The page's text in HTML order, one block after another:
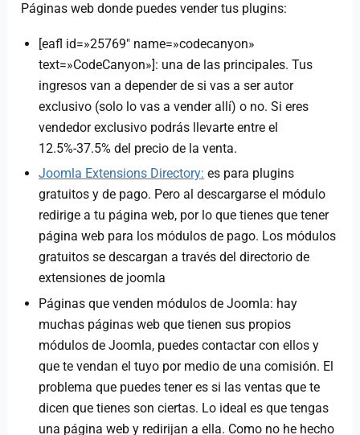
Páginas web donde puedes vender tus plugins:
[eafl id=»25769″ name=»codecanyon»
text=»CodeCanyon»]: una de las principales. Tus
ingresos van a depender de si vas a ser autor
exclusivo (solo lo vas a vender allí) o no. Si eres
vendedor exclusivo podrás llevarte entre el
12.5%-37.5% del precio de la venta.
Joomla Extensions Directory: es para plugins
gratuitos y de pago. Pero al descargarse el módulo
redirige a tu página web, por lo que tienes que tener
página web para los módulos de pago. Los módulos
gratuitos se descargan a través del directorio de
extensiones de joomla
Páginas que venden módulos de Joomla: hay
muchas páginas web que tienen sus propios
módulos de Joomla, puedes contactar con ellos y
que te vendan el tuyo por medio de una comisión. El
problema que puedes tener es si las ventas que te
dicen que tienes son ciertas. Lo ideal es que tengas
una página web y redirijan a ella. Como no he hecho